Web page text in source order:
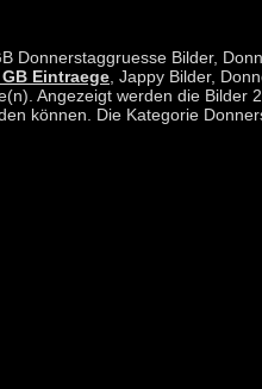
Donnerstaggruesse Bilder,
Eintraege , Jappy Bilder,
Angezeigt werden die
können. Die Kategorie